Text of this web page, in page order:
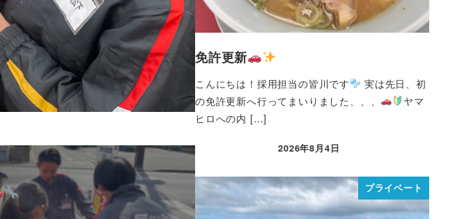
免許更新
こんにちは！採用担当の皆川です
実は先日、初
の免許更新へ行ってまいりました、、、
ヤマ
ヒロへの内 […]
2026年8月4日
プライベート